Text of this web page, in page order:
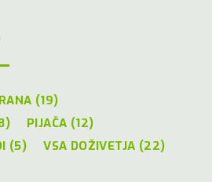
(19)
PIJAČA (12)
(5)
VSA DOŽIVETJA (22)